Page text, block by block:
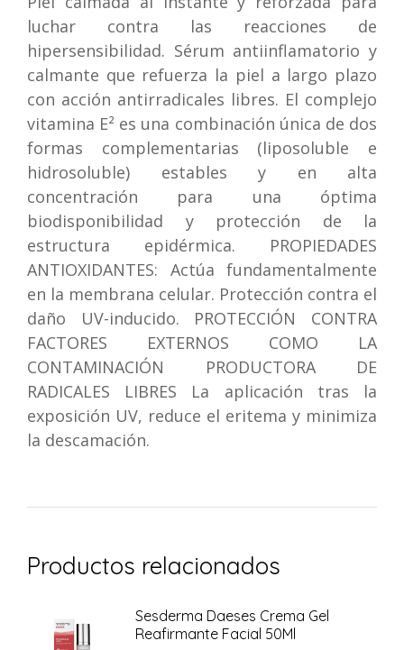
luchar contra las reacciones de
hipersensibilidad. Sérum antiinflamatorio y
calmante que refuerza la piel a largo plazo
con acción antirradicales libres. El complejo
vitamina E² es una combinación única de dos
formas complementarias (liposoluble e
hidrosoluble) estables y en alta
concentración para una óptima
biodisponibilidad y protección de la
estructura epidérmica. PROPIEDADES
ANTIOXIDANTES: Actúa fundamentalmente
en la membrana celular. Protección contra el
daño UV-inducido. PROTECCIÓN CONTRA
FACTORES EXTERNOS COMO LA
CONTAMINACIÓN PRODUCTORA DE
RADICALES LIBRES La aplicación tras la
exposición UV, reduce el eritema y minimiza
la descamación.
Productos relacionados
Sesderma Daeses Crema Gel
Reafirmante Facial 50Ml